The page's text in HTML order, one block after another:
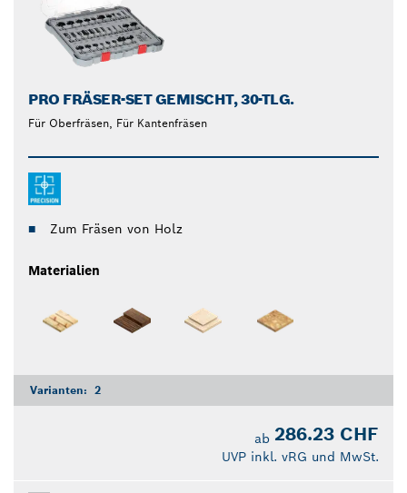
PRO FRÄSER-SET GEMISCHT, 30-TLG.
Für Oberfräsen, Für Kantenfräsen
Zum Fräsen von Holz
Materialien
Varianten: 2
ab 286.23 CHF
UVP inkl. vRG und MwSt.